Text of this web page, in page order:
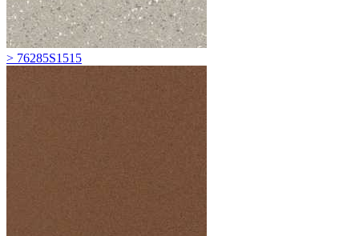
> 76285S1515